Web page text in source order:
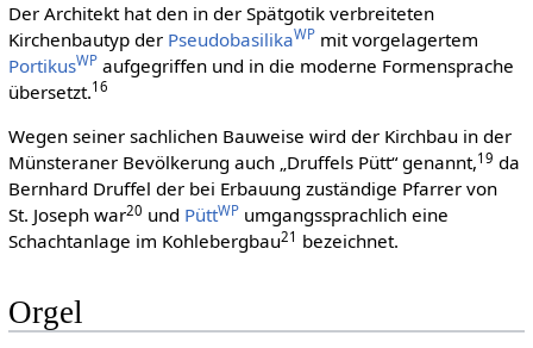
Der Architekt hat den in der Spätgotik verbreiteten
Kirchenbautyp der PseudobasilikaWPmit vorgelagertem
PortikusWPaufgegriffen und in die moderne Formensprache
übersetzt.16
Wegen seiner sachlichen Bauweise wird der Kirchbau in der
Münsteraner Bevölkerung auch „Druffels Pütt“ genannt,19 da
Bernhard Druffel der bei Erbauung zuständige Pfarrer von
St. Joseph war20 und PüttWPumgangssprachlich eine
Schachtanlage im Kohlebergbau21 bezeichnet.
Orgel